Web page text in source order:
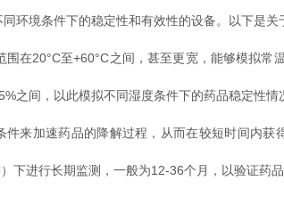
境条件下的稳定性和有效性的设备。以下是关
在20°C至+60°C之间，甚至更宽，能够模拟
间，以此模拟不同湿度条件下的药品稳定性情
加速药品的降解过程，从而在较短时间内获
行长期监测，一般为12-36个月，以验证药品